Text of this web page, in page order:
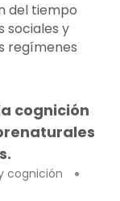
del tiempo
sociales y
regímenes
cognición
cognición